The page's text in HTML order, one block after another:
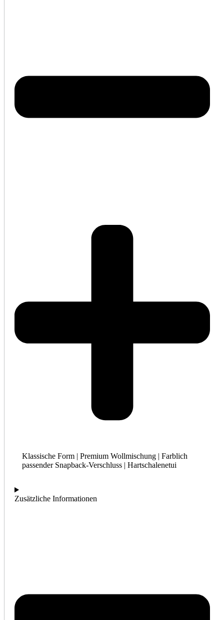
Klassische Form | Premium Wollmischung | Farblich
passender Snapback-Verschluss | Hartschalenetui
Zusätzliche Informationen